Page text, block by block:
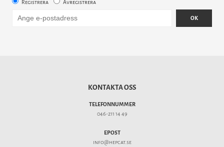
Registrera Avregistrera
OK
KONTAKTA OSS
TELEFONNUMMER
046-211 14 49
EPOST
info@hepcat.se